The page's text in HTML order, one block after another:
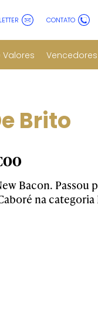
CONTATO
Vencedores
Brito
Bacon.
na